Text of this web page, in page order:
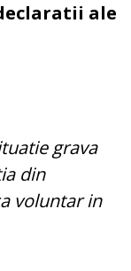
ale
grava
din
voluntar in